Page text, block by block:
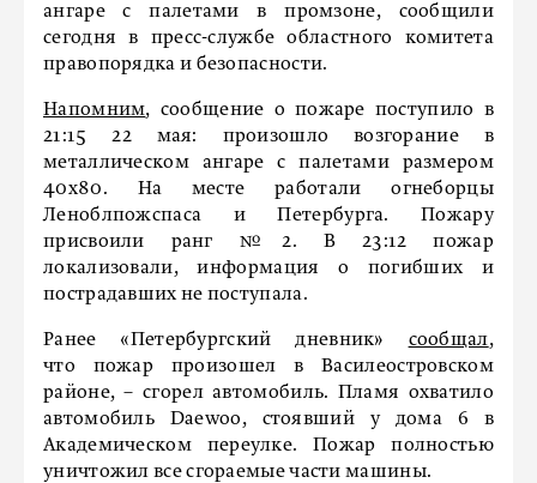
ангаре с палетами в промзоне, сообщили
сегодня в пресс-службе областного комитета
правопорядка и безопасности.
Напомним, сообщение о пожаре поступило в
21:15 22 мая: произошло возгорание в
металлическом ангаре с палетами размером
40х80. На месте работали огнеборцы
Леноблпожспаса и Петербурга. Пожару
присвоили ранг №2. В 23:12 пожар
локализовали, информация о погибших и
пострадавших не поступала.
Ранее «Петербургский дневник» сообщал,
что пожар произошел в Василеостровском
районе, – сгорел автомобиль. Пламя охватило
автомобиль Daewoo, стоявший у дома 6 в
Академическом переулке. Пожар полностью
уничтожил все сгораемые части машины.